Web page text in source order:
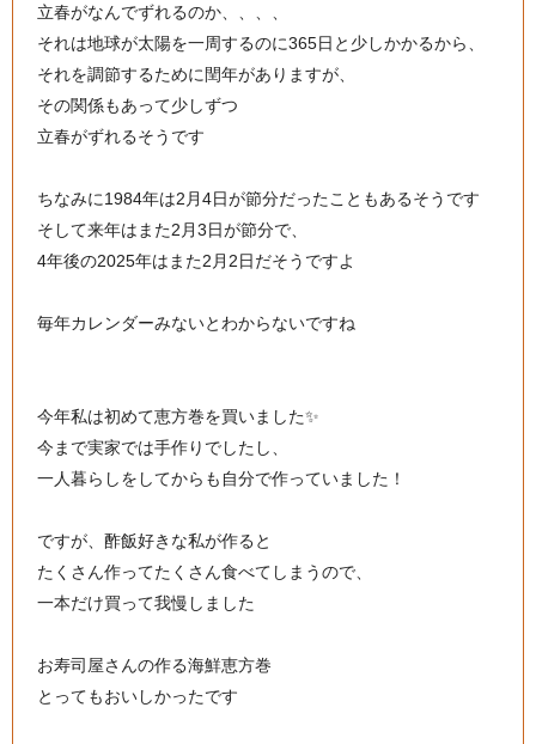
立春がなんでずれるのか、、、、
それは地球が太陽を一周するのに365日と少しかかるから、
それを調節するために閏年がありますが、
その関係もあって少しずつ
立春がずれるそうです
ちなみに1984年は2月4日が節分だったこともあるそうです
そして来年はまた2月3日が節分で、
4年後の2025年はまた2月2日だそうですよ
毎年カレンダーみないとわからないですね
今年私は初めて恵方巻を買いました✨
今まで実家では手作りでしたし、
一人暮らしをしてからも自分で作っていました！
ですが、酢飯好きな私が作ると
たくさん作ってたくさん食べてしまうので、
一本だけ買って我慢しました
お寿司屋さんの作る海鮮恵方巻
とってもおいしかったです